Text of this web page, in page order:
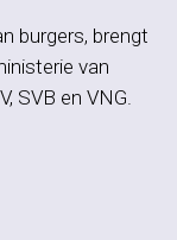
burgers, brengt
van
SVB en VNG.